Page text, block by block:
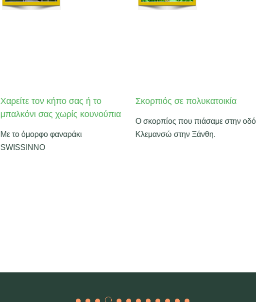
Χαρείτε τον κήπο σας ή το
μπαλκόνι σας χωρίς κουνούπια
Με το όμορφο φαναράκι
SWISSINNO
Σκορπιός σε πολυκατοικία
Ο σκορπίος που πιάσαμε στην οδό
Κλεμανσώ στην Ξάνθη.